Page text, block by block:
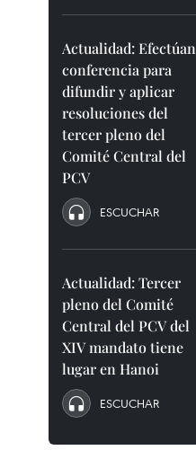
Actualidad: Efectúan
conferencia para
difundir y aplicar
resoluciones del
tercer pleno del
Comité Central del
PCV
ESCUCHAR
Actualidad: Tercer
pleno del Comité
Central del PCV del
XIV mandato tiene
lugar en Hanoi
ESCUCHAR